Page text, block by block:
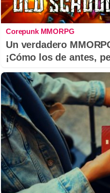
Corepunk MMORPG
Un verdadero
¡Cómo los de antes,